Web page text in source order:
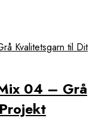
04 – Grå